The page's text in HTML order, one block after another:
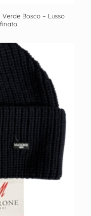
Verde Bosco – Lusso